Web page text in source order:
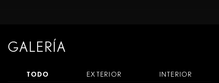
GALERÍA
TODO EXTERIOR INTERIOR